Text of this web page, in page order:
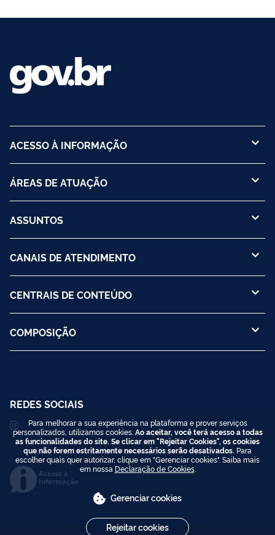
ACESSO À INFORMAÇÃO
ÁREAS DE ATUAÇÃO
ASSUNTOS
CANAIS DE ATENDIMENTO
CENTRAIS DE CONTEÚDO
COMPOSIÇÃO
REDES SOCIAIS
Acesso à
Informação
Para melhorar a sua experiência na plataforma e prover serviços
personalizados, utilizamos cookies. Ao aceitar, você terá acesso a todas
as funcionalidades do site. Se clicar em "Rejeitar Cookies", os cookies
que não forem estritamente necessários serão desativados. Para
escolher quais quer autorizar, clique em "Gerenciar cookies". Saiba mais
em nossa Declaração de Cookies.
Gerenciar cookies
Rejeitar cookies